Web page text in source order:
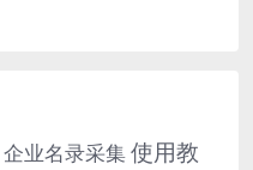
企业名录采集使用教